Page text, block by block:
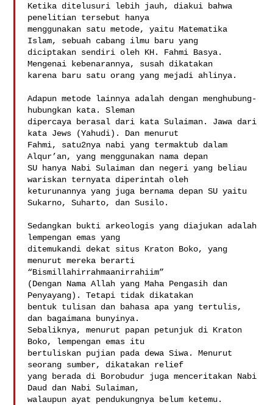
Ketika ditelusuri lebih jauh, diakui bahwa
penelitian tersebut hanya
menggunakan satu metode, yaitu Matematika
Islam, sebuah cabang ilmu baru yang
diciptakan sendiri oleh KH. Fahmi Basya.
Mengenai kebenarannya, susah dikatakan
karena baru satu orang yang mejadi ahlinya.
Adapun metode lainnya adalah dengan menghubung-
hubungkan kata. Sleman
dipercaya berasal dari kata Sulaiman. Jawa dari
kata Jews (Yahudi). Dan menurut
Fahmi, satu2nya nabi yang termaktub dalam
Alqur’an, yang menggunakan nama depan
SU hanya Nabi Sulaiman dan negeri yang beliau
wariskan ternyata diperintah oleh
keturunannya yang juga bernama depan SU yaitu
Sukarno, Suharto, dan Susilo.
Sedangkan bukti arkeologis yang diajukan adalah
lempengan emas yang
ditemukandi dekat situs Kraton Boko, yang
menurut mereka berarti
“Bismillahirrahmaanirrahiim”
(Dengan Nama Allah yang Maha Pengasih dan
Penyayang). Tetapi tidak dikatakan
bentuk tulisan dan bahasa apa yang tertulis,
dan bagaimana bunyinya.
Sebaliknya, menurut papan petunjuk di Kraton
Boko, lempengan emas itu
bertuliskan pujian pada dewa Siwa. Menurut
seorang sumber, dikatakan relief
yang berada di Borobudur juga menceritakan Nabi
Daud dan Nabi Sulaiman,
walaupun ayat pendukungnya belum ketemu.